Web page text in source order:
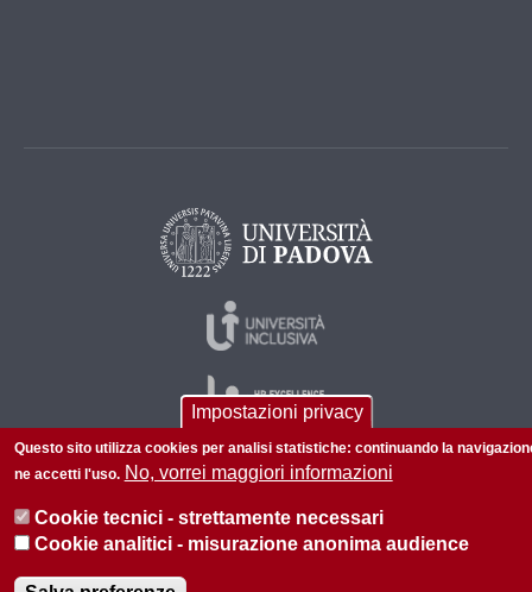
P.I. 00742430283 C.F. 80006480281
Informazioni su questo sito
Impostazioni privacy
Questo sito utilizza cookies per analisi statistiche: continuando la
ne accetti l'uso. No, vorrei maggiori informazioni
Cookie tecnici - strettamente necessari
Cookie analitici - misurazione anonima audience